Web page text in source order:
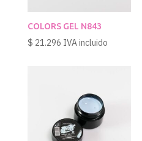
COLORS GEL N843
$ 21.296 IVA incluido